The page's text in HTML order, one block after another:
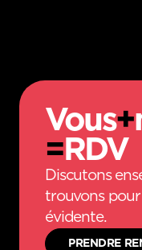
Vous+
= RDV
Discutons
trouvons pour
évidente.
PRENDRE